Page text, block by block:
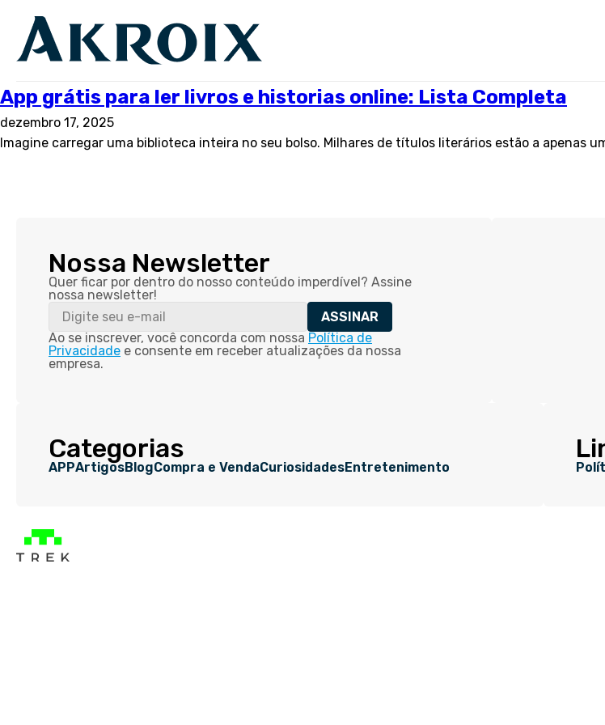
App grátis para ler livros e historias online: Lista Completa
dezembro 17, 2025
Imagine carregar uma biblioteca inteira no seu bolso. Milhares de títulos literários estão a apenas
Nossa Newsletter
Quer ficar por dentro do nosso conteúdo imperdível? Assine
nossa newsletter!
ASSINAR
Ao se inscrever, você concorda com nossa Política de
Privacidade e consente em receber atualizações da nossa
empresa.
Categorias
APPArtigosBlogCompra e VendaCuriosidadesEntretenimento